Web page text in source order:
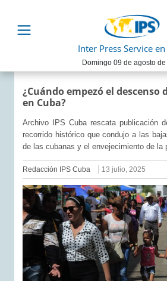
Inter Press Service
Domingo 09 de agosto
¿Cuándo empezó el descenso
en Cuba?
Archivo IPS Cuba rescata publicación
recorrido histórico que condujo a las
de las cubanas y el envejecimiento de la
Redacción IPS Cuba 13 julio, 2025